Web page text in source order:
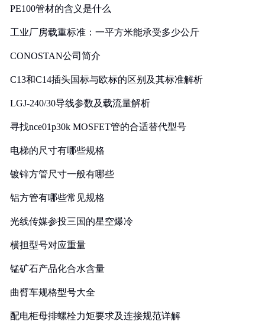
PE100管材的含义是什么
工业厂房载重标准：一平方米能承受多少公斤
CONOSTAN公司简介
C13和C14插头国标与欧标的区别及其标准解析
LGJ-240/30导线参数及载流量解析
寻找nce01p30k MOSFET管的合适替代型号
电梯的尺寸有哪些规格
镀锌方管尺寸一般有哪些
铝方管有哪些常见规格
光线传媒参投三国的星空爆冷
横担型号对应重量
锰矿石产品化合水含量
曲臂车规格型号大全
配电柜母排螺栓力矩要求及连接规范详解